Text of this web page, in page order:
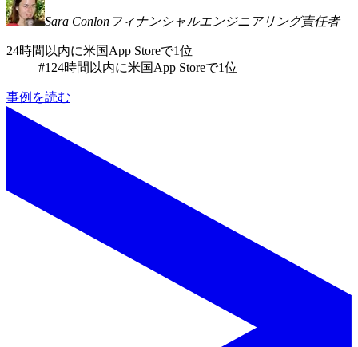
Sara Conlon フィナンシャルエンジニアリング責任者
24時間以内に米国App Storeで1位
#1 24時間以内に米国App Storeで1位
事例を読む